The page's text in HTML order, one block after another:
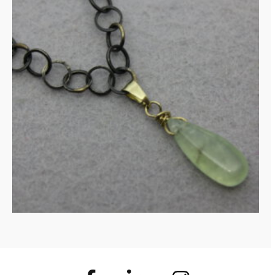
UITVERKOCHT
Prehnite in zilver en goud
€140.00
MEER INFORMATIE